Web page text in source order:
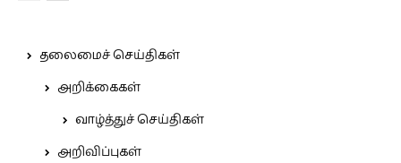
தலைமைச் செய்திகள்
அறிக்கைகள்
வாழ்த்துச் செய்திகள்
அறிவிப்புகள்